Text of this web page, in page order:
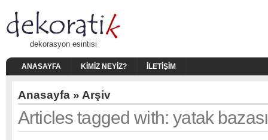
dekorasyon esintisi
ANASAYFA KIMIZ NEYIZ? İLETIŞIM
Anasayfa » Arşiv
Articles tagged with: yatak bazası